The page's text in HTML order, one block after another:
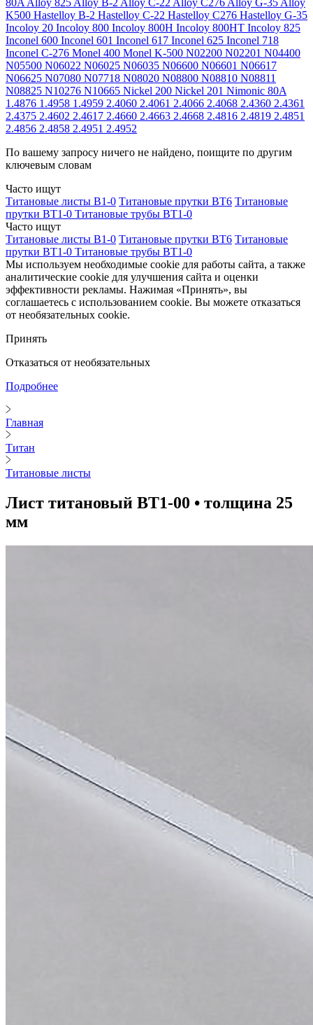
80A Alloy 825 Alloy B-2 Alloy C-22 Alloy C276 Alloy G-35 Alloy
K500 Hastelloy B-2 Hastelloy C-22 Hastelloy C276 Hastelloy G-35
Incoloy 20 Incoloy 800 Incoloy 800H Incoloy 800HT Incoloy 825
Inconel 600 Inconel 601 Inconel 617 Inconel 625 Inconel 718
Inconel C-276 Monel 400 Monel K-500 N02200 N02201 N04400
N05500 N06022 N06025 N06035 N06600 N06601 N06617
N06625 N07080 N07718 N08020 N08800 N08810 N08811
N08825 N10276 N10665 Nickel 200 Nickel 201 Nimonic 80A
1.4876 1.4958 1.4959 2.4060 2.4061 2.4066 2.4068 2.4360 2.4361
2.4375 2.4602 2.4617 2.4660 2.4663 2.4668 2.4816 2.4819 2.4851
2.4856 2.4858 2.4951 2.4952
По вашему запросу ничего не найдено, поищите по другим
ключевым словам
Часто ищут
Титановые листы В1-0 Титановые прутки ВТ6 Титановые
прутки ВТ1-0 Титановые трубы ВТ1-0
Часто ищут
Титановые листы В1-0 Титановые прутки ВТ6 Титановые
прутки ВТ1-0 Титановые трубы ВТ1-0
Мы используем необходимые cookie для работы сайта, а также
аналитические cookie для улучшения сайта и оценки
эффективности рекламы. Нажимая «Принять», вы
соглашаетесь с использованием cookie. Вы можете отказаться
от необязательных cookie.
Принять
Отказаться от необязательных
Подробнее
Главная
Титан
Титановые листы
Лист титановый ВТ1-00 • толщина 25
мм